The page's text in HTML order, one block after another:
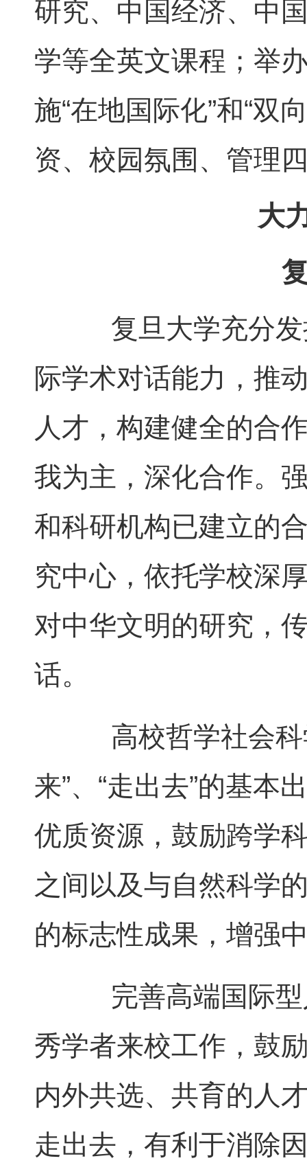
研究、中国经济、中
学等全英文课程；举
施“在地国际化”和“双
资、校园氛围、管理
大
复旦大学充分发
际学术对话能力，推
人才，构建健全的合
我为主，深化合作。
和科研机构已建立的
究中心，依托学校深
对中华文明的研究，
话。
高校哲学社会科
来”、“走出去”的基本
优质资源，鼓励跨学
之间以及与自然科学
的标志性成果，增强
完善高端国际型
秀学者来校工作，鼓
内外共选、共育的人
走出去，有利于消除